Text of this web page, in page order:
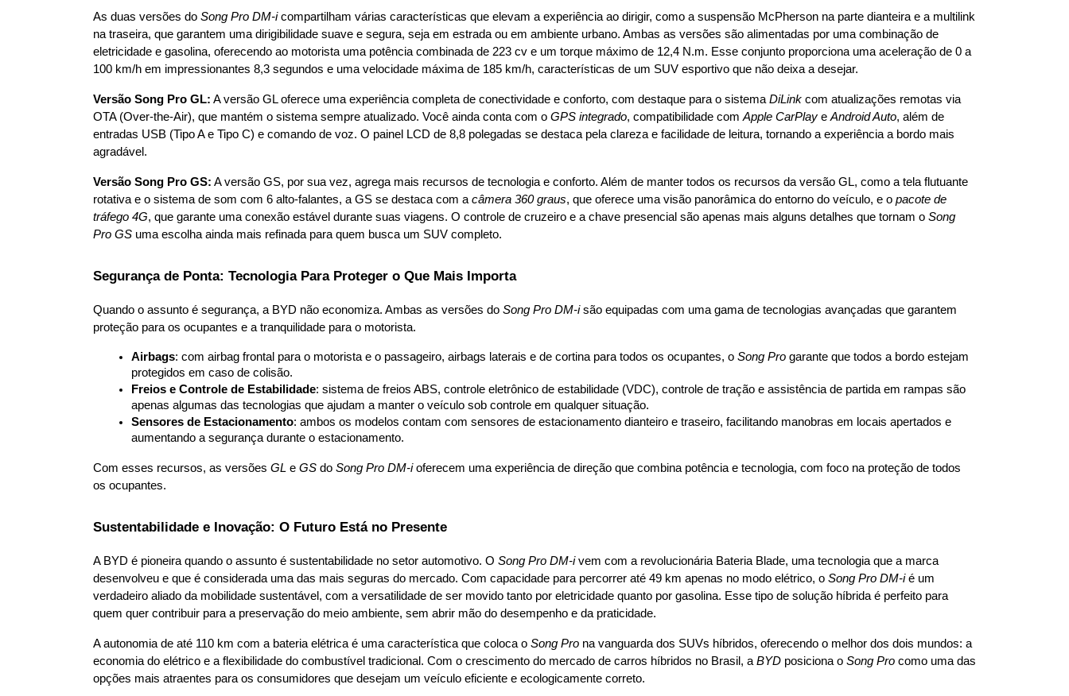
As duas versões do Song Pro DM-i compartilham várias características que elevam a experiência ao dirigir, como a suspensão McPherson na parte dianteira e a multilink
na traseira, que garantem uma dirigibilidade suave e segura, seja em estrada ou em ambiente urbano. Ambas as versões são alimentadas por uma combinação de
eletricidade e gasolina, oferecendo ao motorista uma potência combinada de 223 cv e um torque máximo de 12,4 N.m. Esse conjunto proporciona uma aceleração de 0 a
100 km/h em impressionantes 8,3 segundos e uma velocidade máxima de 185 km/h, características de um SUV esportivo que não deixa a desejar.
Versão Song Pro GL: A versão GL oferece uma experiência completa de conectividade e conforto, com destaque para o sistema DiLink com atualizações remotas via
OTA (Over-the-Air), que mantém o sistema sempre atualizado. Você ainda conta com o GPS integrado, compatibilidade com Apple CarPlay e Android Auto, além de
entradas USB (Tipo A e Tipo C) e comando de voz. O painel LCD de 8,8 polegadas se destaca pela clareza e facilidade de leitura, tornando a experiência a bordo mais
agradável.
Versão Song Pro GS: A versão GS, por sua vez, agrega mais recursos de tecnologia e conforto. Além de manter todos os recursos da versão GL, como a tela flutuante
rotativa e o sistema de som com 6 alto-falantes, a GS se destaca com a câmera 360 graus, que oferece uma visão panorâmica do entorno do veículo, e o pacote de
tráfego 4G, que garante uma conexão estável durante suas viagens. O controle de cruzeiro e a chave presencial são apenas mais alguns detalhes que tornam o Song
Pro GS uma escolha ainda mais refinada para quem busca um SUV completo.
Segurança de Ponta: Tecnologia Para Proteger o Que Mais Importa
Quando o assunto é segurança, a BYD não economiza. Ambas as versões do Song Pro DM-i são equipadas com uma gama de tecnologias avançadas que garantem
proteção para os ocupantes e a tranquilidade para o motorista.
Airbags: com airbag frontal para o motorista e o passageiro, airbags laterais e de cortina para todos os ocupantes, o Song Pro garante que todos a bordo estejam
protegidos em caso de colisão.
Freios e Controle de Estabilidade: sistema de freios ABS, controle eletrônico de estabilidade (VDC), controle de tração e assistência de partida em rampas são
apenas algumas das tecnologias que ajudam a manter o veículo sob controle em qualquer situação.
Sensores de Estacionamento: ambos os modelos contam com sensores de estacionamento dianteiro e traseiro, facilitando manobras em locais apertados e
aumentando a segurança durante o estacionamento.
Com esses recursos, as versões GL e GS do Song Pro DM-i oferecem uma experiência de direção que combina potência e tecnologia, com foco na proteção de todos
os ocupantes.
Sustentabilidade e Inovação: O Futuro Está no Presente
A BYD é pioneira quando o assunto é sustentabilidade no setor automotivo. O Song Pro DM-i vem com a revolucionária Bateria Blade, uma tecnologia que a marca
desenvolveu e que é considerada uma das mais seguras do mercado. Com capacidade para percorrer até 49 km apenas no modo elétrico, o Song Pro DM-i é um
verdadeiro aliado da mobilidade sustentável, com a versatilidade de ser movido tanto por eletricidade quanto por gasolina. Esse tipo de solução híbrida é perfeito para
quem quer contribuir para a preservação do meio ambiente, sem abrir mão do desempenho e da praticidade.
A autonomia de até 110 km com a bateria elétrica é uma característica que coloca o Song Pro na vanguarda dos SUVs híbridos, oferecendo o melhor dos dois mundos: a
economia do elétrico e a flexibilidade do combustível tradicional. Com o crescimento do mercado de carros híbridos no Brasil, a BYD posiciona o Song Pro como uma das
opções mais atraentes para os consumidores que desejam um veículo eficiente e ecologicamente correto.